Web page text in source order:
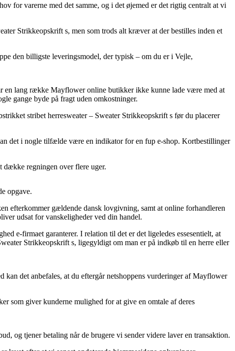
for varerne med det samme, og i det øjemed er det rigtig centralt at vi
Strikkeopskrift s, men som trods alt kræver at der bestilles inden et
den billigste leveringsmodel, der typisk – om du er i Vejle,
en lang række Mayflower online butikker ikke kunne lade være med at
gange byde på fragt uden omkostninger.
stribet herresweater – Sweater Strikkeopskrift s før du placerer
det i nogle tilfælde være en indikator for en fup e-shop. Kortbestillinger
dække regningen over flere uger.
opgave.
efterkommer gældende dansk lovgivning, samt at online forhandleren
udsat for vanskeligheder ved din handel.
e-firmaet garanterer. I relation til det er det ligeledes essesentielt, at
Strikkeopskrift s, ligegyldigt om man er på indkøb til en herre eller
det anbefales, at du eftergår netshoppens vurderinger af Mayflower
som giver kunderne mulighed for at give en omtale af deres
og tjener betaling når de brugere vi sender videre laver en transaktion.